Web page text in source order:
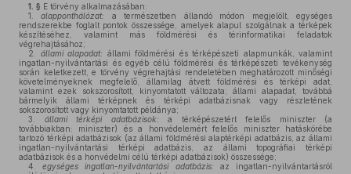
1. § E törvény alkalmazásában:
1.
alapponthálózat:
a természetben állandó módon megjelölt, egységes
rendszerekbe foglalt pontok összessége, amelyek alapul szolgálnak a térképek
készítéséhez, valamint más földmérési és térinformatikai feladatok
végrehajtásához;
2.
állami alapadat: állami földmérési és térképészeti alapmunkák, valamint
ingatlan-nyilvántartási és egyéb célú földmérési és térképészeti tevékenység
során keletkezett, e törvény végrehajtási rendeletében meghatározott minőségi
követelményeknek megfelelő, államilag átvett földmérési és térképi adat,
valamint ezek sokszorosított, kinyomtatott változata; állami alapadat, továbbá
bármelyik állami térképnek és térképi adatbázisnak vagy részletének
sokszorosított vagy kinyomtatott példánya;
3.
állami térképi adatbázisok: a térképészetért felelős miniszter (a
továbbiakban: miniszter) és a honvédelemért felelős miniszter hatáskörébe
tartozó térképi adatbázisok (az állami földmérési alaptérképi adatbázis, az állami
ingatlan-nyilvántartási térképi adatbázis, az állami topográfiai térképi
adatbázisok és a honvédelmi célú térképi adatbázisok) összessége;
4.
egységes ingatlan-nyilvántartási adatbázis: az ingatlan-nyilvántartásról